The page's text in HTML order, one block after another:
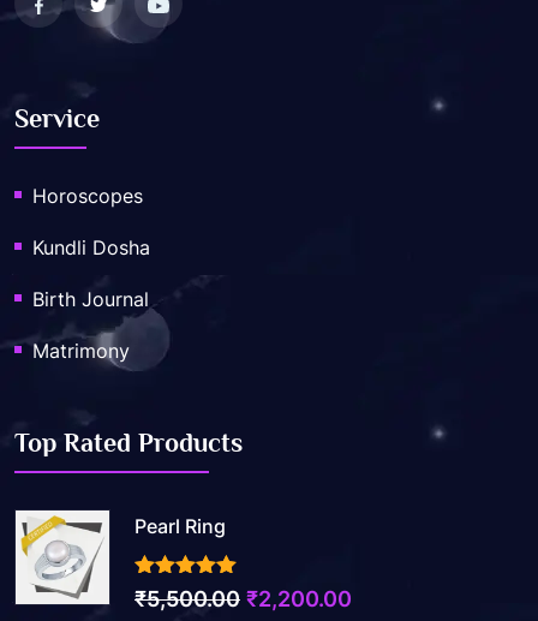
Service
Horoscopes
Kundli Dosha
Birth Journal
Matrimony
Top Rated Products
Pearl Ring
3.50out of 5
₹5,500.00 Original
₹2,200.00